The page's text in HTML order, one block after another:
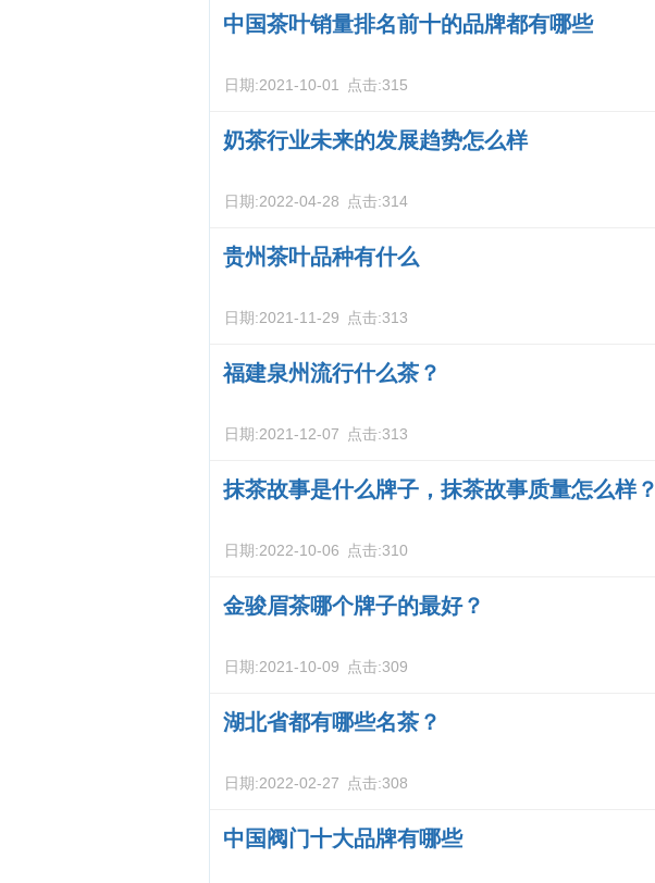
中国茶叶销量排名前十的品牌都有哪些
日期:2021-10-01 点击:315
奶茶行业未来的发展趋势怎么样
日期:2022-04-28 点击:314
贵州茶叶品种有什么
日期:2021-11-29 点击:313
福建泉州流行什么茶？
日期:2021-12-07 点击:313
抹茶故事是什么牌子，抹茶故事质量怎么样？
日期:2022-10-06 点击:310
金骏眉茶哪个牌子的最好？
日期:2021-10-09 点击:309
湖北省都有哪些名茶？
日期:2022-02-27 点击:308
中国阀门十大品牌有哪些